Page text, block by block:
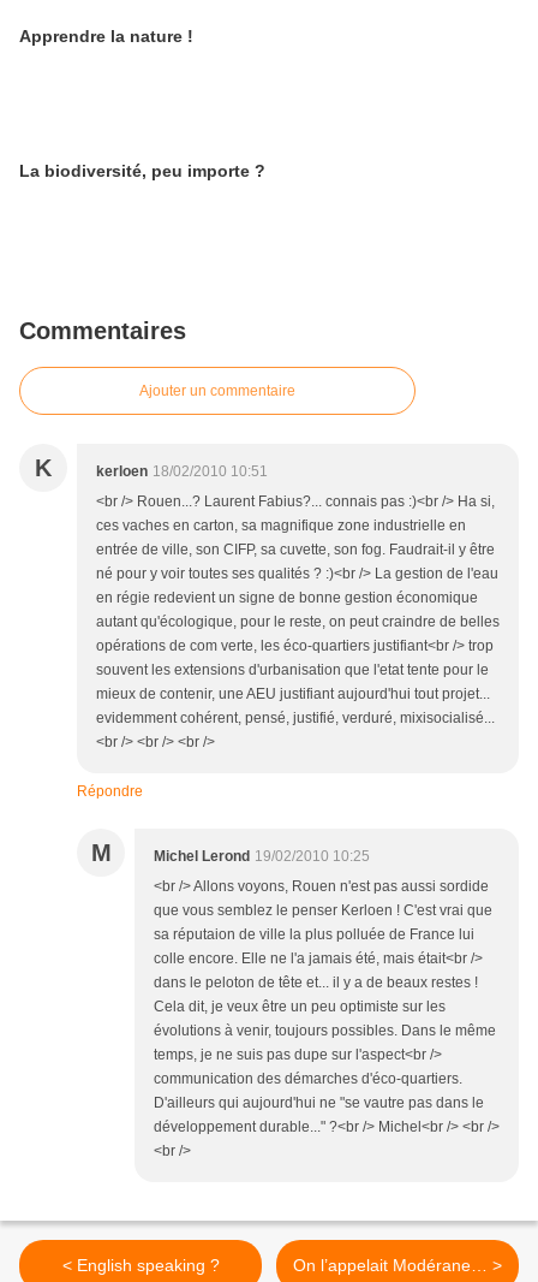
Apprendre la nature !
La biodiversité, peu importe ?
Commentaires
Ajouter un commentaire
K kerloen 18/02/2010 10:51
<br /> Rouen...? Laurent Fabius?... connais pas :)<br /> Ha si,
ces vaches en carton, sa magnifique zone industrielle en
entrée de ville, son CIFP, sa cuvette, son fog. Faudrait-il y être
né pour y voir toutes ses qualités ? :)<br /> La gestion de l'eau
en régie redevient un signe de bonne gestion économique
autant qu'écologique, pour le reste, on peut craindre de belles
opérations de com verte, les éco-quartiers justifiant<br /> trop
souvent les extensions d'urbanisation que l'etat tente pour le
mieux de contenir, une AEU justifiant aujourd'hui tout projet...
evidemment cohérent, pensé, justifié, verduré, mixisocialisé...
<br /> <br /> <br />
Répondre
M Michel Lerond 19/02/2010 10:25
<br /> Allons voyons, Rouen n'est pas aussi sordide
que vous semblez le penser Kerloen ! C'est vrai que
sa réputaion de ville la plus polluée de France lui
colle encore. Elle ne l'a jamais été, mais était<br />
dans le peloton de tête et... il y a de beaux restes !
Cela dit, je veux être un peu optimiste sur les
évolutions à venir, toujours possibles. Dans le même
temps, je ne suis pas dupe sur l'aspect<br />
communication des démarches d'éco-quartiers.
D'ailleurs qui aujourd'hui ne "se vautre pas dans le
développement durable..." ?<br /> Michel<br /> <br />
<br />
< English speaking ? On l’appelait Modérane… >